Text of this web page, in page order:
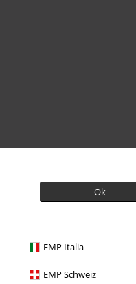
Ok
EMP Italia
EMP Schweiz